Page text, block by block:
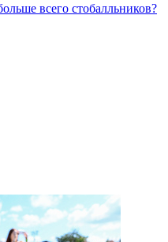
всего стобалльников?